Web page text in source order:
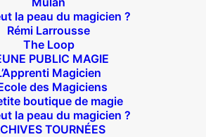
la peau du magicien ?
Rémi Larrousse
The Loop
PUBLIC MAGIE
Magicien
des Magiciens
boutique de magie
la peau du magicien ?
TOURNÉES
Isaure 75018 Paris
– Loc : 01 42 62 35 00
À l’affiche
Big Mother